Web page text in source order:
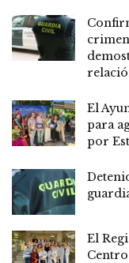
El
para
por
El